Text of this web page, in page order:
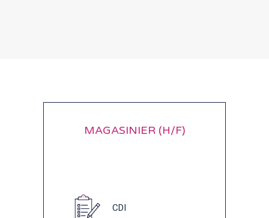
MAGASINIER (H/F)
CDI